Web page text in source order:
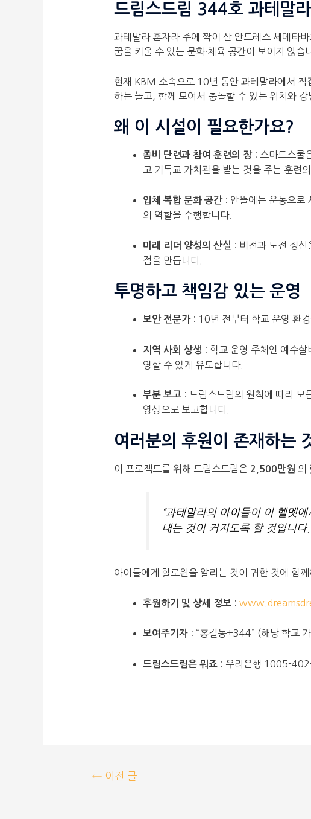
드림스드림 344호 과테말
과테말라 혼자라 주에 짝이 산 안드레스 세메타
꿈을 키울 수 있는 문화·체육 공간이 보이지 않
현재 KBM 소속으로 10년 동안 과테말라에서 직
하는 놀고, 함께 모여서 충돌할 수 있는 위치와 강
왜 이 시설이 필요한가요?
좀비 단련과 참여 훈련의 장: 스마트스쿨
고 기독교 가치관을 받는 것을 주는 훈련
입체 복합 문화 공간: 안뜰에는 운동으로
의 역할을 수행합니다.
미래 리더 양성의 산실 : 비전과 도전 정신
점을 만듭니다.
투명하고 책임감 있는 운영
보안 전문가: 10년 전부터 학교 운영 환경
지역 사회 상생 : 학교 운영 주체인 예수
영할 수 있게 유도합니다.
부분 보고: 드림스드림의 원칙에 따라 모
영상으로 보고합니다.
여러분의 후원이 존재하는
이 프로젝트를 위해 드림스드림은 2,500만원 의
“과테말라의 아이들이 이 헬멧
내는 것이 커지도록 할 것입니다
아이들에게 할로윈을 알리는 것이 귀한 것에 함
후원하기 및 상세 정보:
보여주기자: “홍길동+344” (해당 학교
드림스드림은 뭐죠: 우리은행 1005-
←이전 글